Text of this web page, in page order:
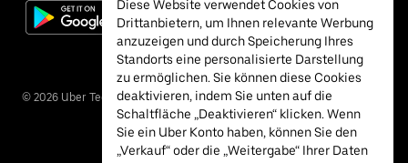
© 2026 Uber Technologies Inc.
Diese Website verwendet Cookies von
Drittanbietern, um Ihnen relevante Werbung
anzuzeigen und durch Speicherung Ihres
Standorts eine personalisierte Darstellung
zu ermöglichen. Sie können diese Cookies
deaktivieren, indem Sie unten auf die
Schaltfläche „Deaktivieren“ klicken. Wenn
Sie ein Uber Konto haben, können Sie den
„Verkauf“ oder die „Weitergabe“ Ihrer Daten